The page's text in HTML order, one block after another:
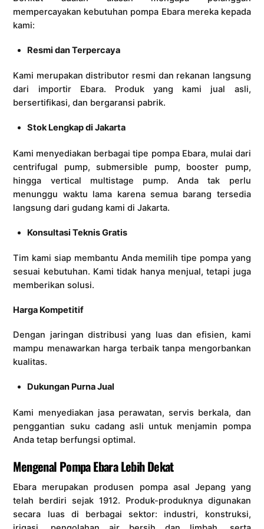
mempercayakan kebutuhan pompa Ebara mereka kepada
kami:
Resmi dan Terpercaya
Kami merupakan distributor resmi dan rekanan langsung
dari importir Ebara. Produk yang kami jual asli,
bersertifikasi, dan bergaransi pabrik.
Stok Lengkap di Jakarta
Kami menyediakan berbagai tipe pompa Ebara, mulai dari
centrifugal pump, submersible pump, booster pump,
hingga vertical multistage pump. Anda tak perlu
menunggu waktu lama karena semua barang tersedia
langsung dari gudang kami di Jakarta.
Konsultasi Teknis Gratis
Tim kami siap membantu Anda memilih tipe pompa yang
sesuai kebutuhan. Kami tidak hanya menjual, tetapi juga
memberikan solusi.
Harga Kompetitif
Dengan jaringan distribusi yang luas dan efisien, kami
mampu menawarkan harga terbaik tanpa mengorbankan
kualitas.
Dukungan Purna Jual
Kami menyediakan jasa perawatan, servis berkala, dan
penggantian suku cadang asli untuk menjamin pompa
Anda tetap berfungsi optimal.
Mengenal Pompa Ebara Lebih Dekat
Ebara merupakan produsen pompa asal Jepang yang
telah berdiri sejak 1912. Produk-produknya digunakan
secara luas di berbagai sektor: industri, konstruksi,